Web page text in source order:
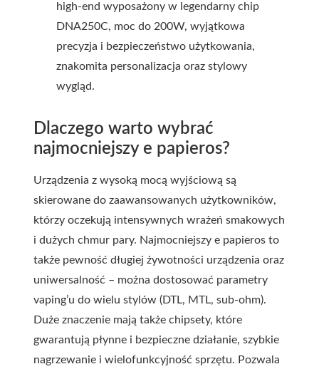
high-end wyposażony w legendarny chip
DNA250C, moc do 200W, wyjątkowa
precyzja i bezpieczeństwo użytkowania,
znakomita personalizacja oraz stylowy
wygląd.
Dlaczego warto wybrać
najmocniejszy e papieros?
Urządzenia z wysoką mocą wyjściową są
skierowane do zaawansowanych użytkowników,
którzy oczekują intensywnych wrażeń smakowych
i dużych chmur pary. Najmocniejszy e papieros to
także pewność długiej żywotności urządzenia oraz
uniwersalność – można dostosować parametry
vaping’u do wielu stylów (DTL, MTL, sub-ohm).
Duże znaczenie mają także chipsety, które
gwarantują płynne i bezpieczne działanie, szybkie
nagrzewanie i wielofunkcyjność sprzętu. Pozwala